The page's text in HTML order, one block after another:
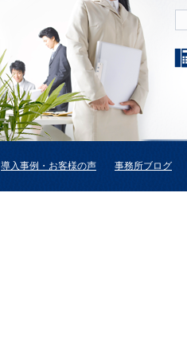
導入事例・お客様の声 事務所ブログ